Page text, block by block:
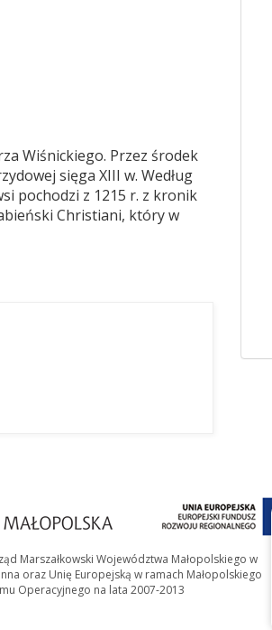
Wiśnickiego. Przez środek
sięga XIII w. Według
pochodzi z 1215 r. z kronik
Christiani, który w
Marszałkowski Województwa Małopolskiego w
oraz Unię Europejską w ramach Małopolskiego
Operacyjnego na lata 2007-2013